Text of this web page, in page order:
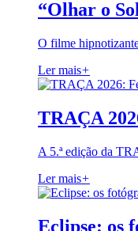
“Olhar o
O filme
Ler mais+
TRAÇA
A 5.ª edição da
Ler mais+
Eclipse: os